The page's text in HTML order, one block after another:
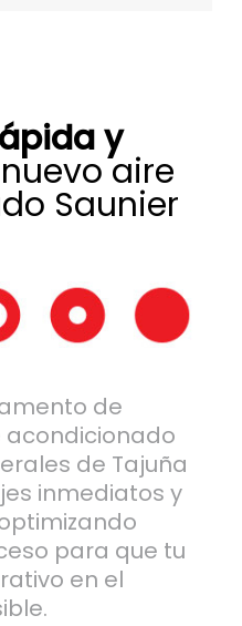
y
aire
Saunier
de
acondicionado
de Tajuña
inmediatos y
para que tu
en el